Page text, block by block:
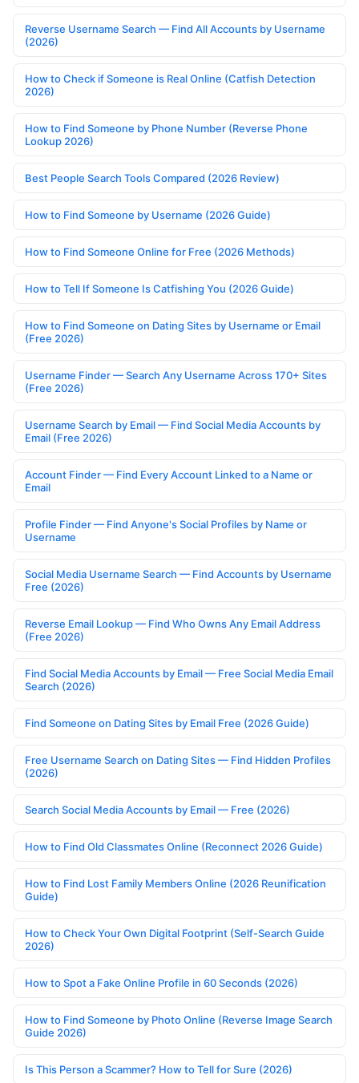
Reverse Username Search — Find All Accounts by Username
(2026)
How to Check if Someone is Real Online (Catfish Detection
2026)
How to Find Someone by Phone Number (Reverse Phone
Lookup 2026)
Best People Search Tools Compared (2026 Review)
How to Find Someone by Username (2026 Guide)
How to Find Someone Online for Free (2026 Methods)
How to Tell If Someone Is Catfishing You (2026 Guide)
How to Find Someone on Dating Sites by Username or Email
(Free 2026)
Username Finder — Search Any Username Across 170+ Sites
(Free 2026)
Username Search by Email — Find Social Media Accounts by
Email (Free 2026)
Account Finder — Find Every Account Linked to a Name or
Email
Profile Finder — Find Anyone's Social Profiles by Name or
Username
Social Media Username Search — Find Accounts by Username
Free (2026)
Reverse Email Lookup — Find Who Owns Any Email Address
(Free 2026)
Find Social Media Accounts by Email — Free Social Media Email
Search (2026)
Find Someone on Dating Sites by Email Free (2026 Guide)
Free Username Search on Dating Sites — Find Hidden Profiles
(2026)
Search Social Media Accounts by Email — Free (2026)
How to Find Old Classmates Online (Reconnect 2026 Guide)
How to Find Lost Family Members Online (2026 Reunification
Guide)
How to Check Your Own Digital Footprint (Self-Search Guide
2026)
How to Spot a Fake Online Profile in 60 Seconds (2026)
How to Find Someone by Photo Online (Reverse Image Search
Guide 2026)
Is This Person a Scammer? How to Tell for Sure (2026)